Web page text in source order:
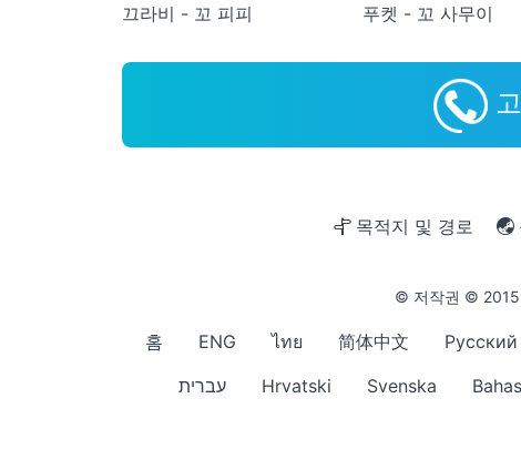
끄라비 - 꼬 피피
푸켓 - 꼬 사무이
목적지 및 경로
© 저작권 ©
홈 ENG ไทย 简体中文 Русский
עברית
Hrvatski Svenska